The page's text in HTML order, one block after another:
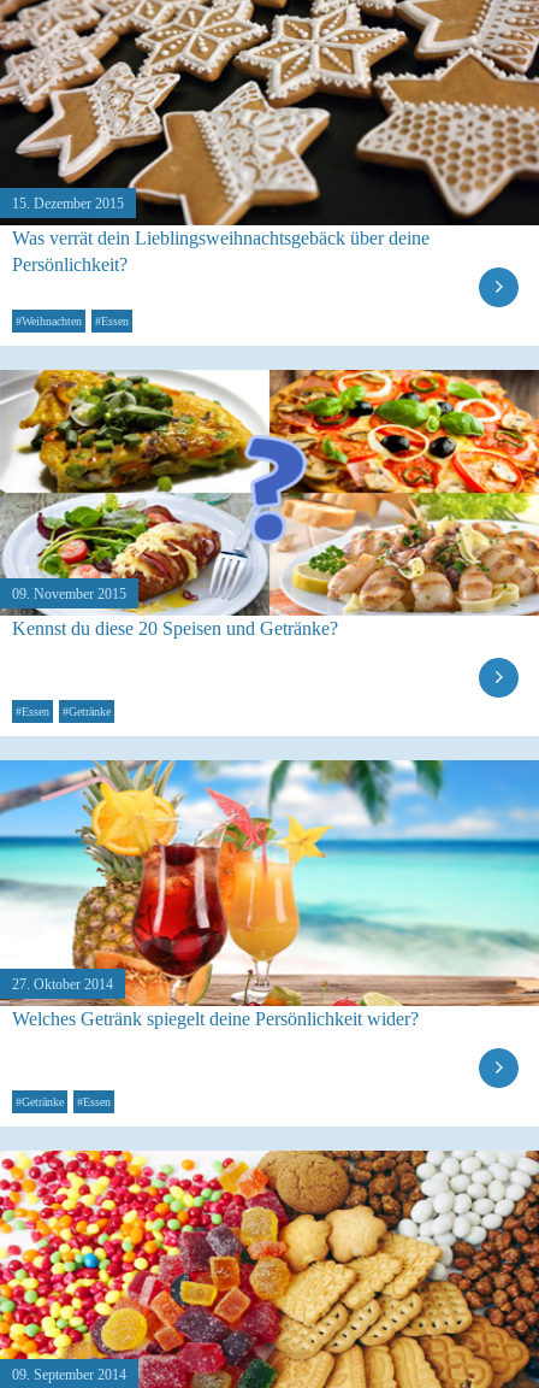
15. Dezember 2015
Was verrät dein Lieblingsweihnachtsgebäck über deine
Persönlichkeit?
#Weihnachten #Essen
09. November 2015
Kennst du diese 20 Speisen und Getränke?
#Essen #Getränke
27. Oktober 2014
Welches Getränk spiegelt deine Persönlichkeit wider?
#Getränke #Essen
09. September 2014